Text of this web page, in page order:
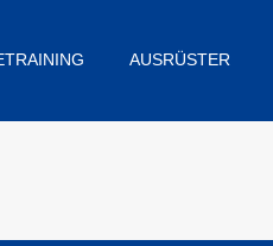
AUSRÜSTER